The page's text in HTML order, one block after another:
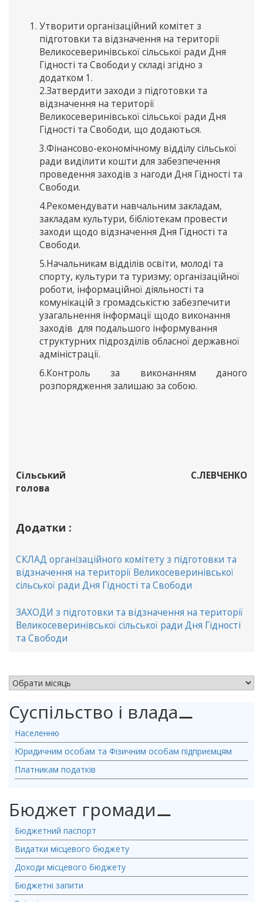
Утворити організаційний комітет з
підготовки та відзначення на території
Великосеверинівської сільської ради Дня
Гідності та Свободи у складі згідно з
додатком 1.
2.Затвердити заходи з підготовки та
відзначення на території
Великосеверинівської сільської ради Дня
Гідності та Свободи, що додаються.
3.Фінансово-економічному відділу сільської
ради виділити кошти для забезпечення
проведення заходів з нагоди Дня Гідності та
Свободи.
4.Рекомендувати навчальним закладам,
закладам культури, бібліотекам провести
заходи щодо відзначення Дня Гідності та
Свободи.
5.Начальникам відділів освіти, молоді та
спорту, культури та туризму; організаційної
роботи, інформаційної діяльності та
комунікацій з громадськістю забезпечити
узагальнення інформації щодо виконання
заходів для подальшого інформування
структурних підрозділів обласної державної
адміністрації.
6.Контроль за виконанням даного
розпорядження залишаю за собою.
Сільський
голова
С.ЛЕВЧЕНКО
Додатки :
СКЛАД організаційного комітету з підготовки та
відзначення на території Великосеверинівської
сільської ради Дня Гідності та Свободи
ЗАХОДИ з підготовки та відзначення на території
Великосеверинівської сільської ради Дня Гідності
та Свободи
Суспільство і влада⚊
Населенню
Юридичним особам та Фізичним особам підприємцям
Платникам податків
Бюджет громади⚊
Бюджетний паспорт
Видатки місцевого бюджету
Доходи місцевого бюджету
Бюджетні запити